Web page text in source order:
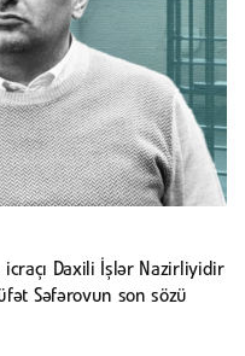
Daxili İşlər Nazirliyidir
Səfərovun son sözü